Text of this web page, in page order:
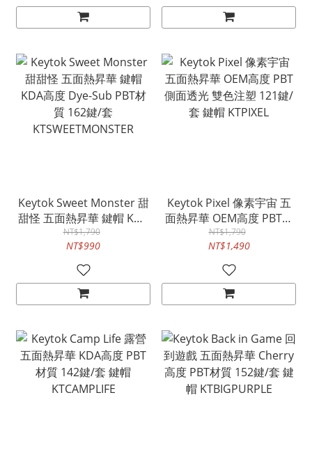
Keytok Sweet Monster 甜
甜怪 五面熱昇華 鍵帽 KDA
高度 Dye-Sub PBT材質
162鍵/套
KTSWEETMONSTER
NT$1,790
NT$990
Keytok Pixel 像素宇宙 五
面熱昇華 OEM高度 PBT側
面透光 雙色注塑 121鍵/套
鍵帽 KTPIXEL
NT$1,790
NT$1,490